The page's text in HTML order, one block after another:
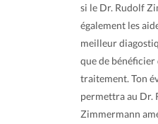
si le Dr. Rudolf
également les
meilleur
que de bénéficier
traitement. Ton
permettra au Dr.
Zimmermann